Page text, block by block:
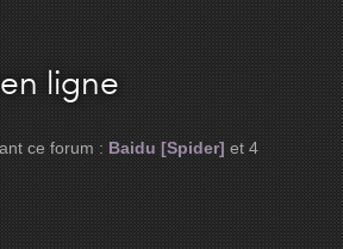
ligne
ce forum : Baidu [Spider] et 4